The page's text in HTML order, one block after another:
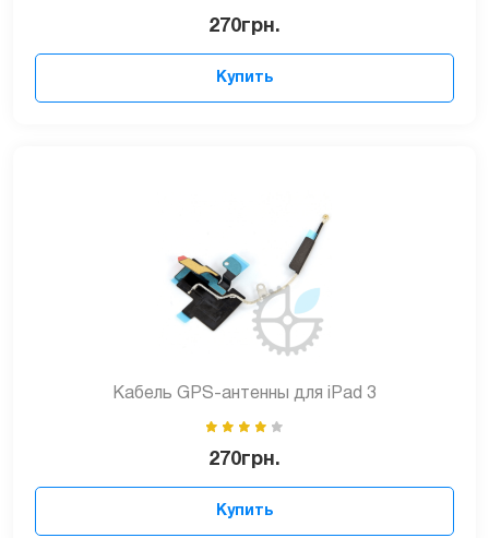
270грн.
Купить
Кабель GPS-антенны для iPad 3
270грн.
Купить